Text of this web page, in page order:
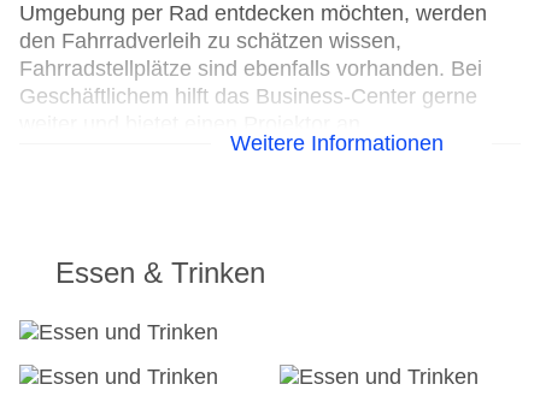
Umgebung per Rad entdecken möchten, werden
den Fahrradverleih zu schätzen wissen,
Fahrradstellplätze sind ebenfalls vorhanden. Bei
Geschäftlichem hilft das Business-Center gerne
Check-out bis: 11:00:00
Konferenzraum
Hotelsafe
WLAN/WiFi im Hotel
Weitere Informationen
Essen & Trinken